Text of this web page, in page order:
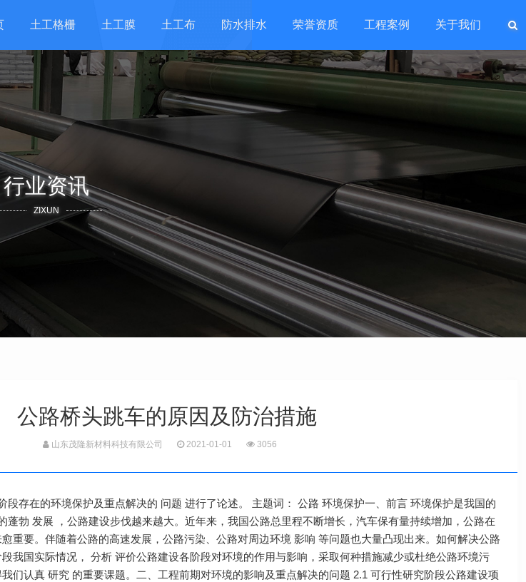
土工格栅 土工膜 土工布 防水排水 荣誉资质 工程案例 关于我们
行业资讯
ZIXUN
公路桥头跳车的原因及防治措施
山东茂隆新材料科技有限公司 2021-01-01 3056
段存在的环境保护及重点解决的 问题 进行了论述。 主题词： 公路 环境保护一、前言 环境保护是我国的
蓬勃 发展 ，公路建设步伐越来越大。近年来，我国公路总里程不断增长，汽车保有量持续增加，公路在
重要。伴随着公路的高速发展，公路污染、公路对周边环境 影响 等问题也大量凸现出来。如何解决公路
我国实际情况， 分析 评价公路建设各阶段对环境的作用与影响，采取何种措施减少或杜绝公路环境污
们认真 研究 的重要课题。二、工程前期对环境的影响及重点解决的问题 2.1 可行性研究阶段公路建设项